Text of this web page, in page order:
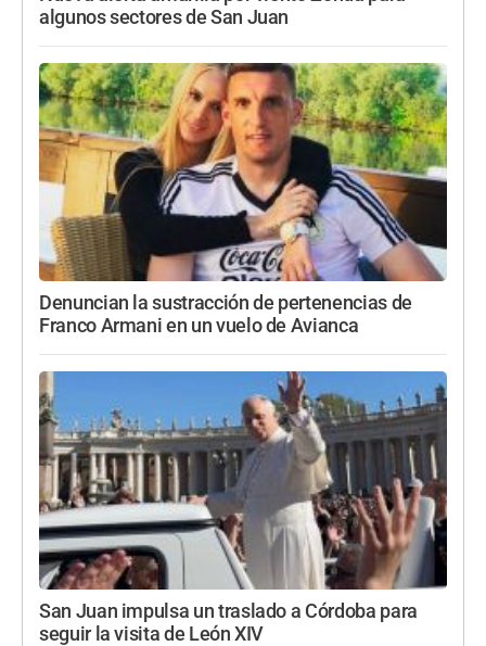
algunos sectores de San Juan
Denuncian la sustracción de pertenencias de
Franco Armani en un vuelo de Avianca
San Juan impulsa un traslado a Córdoba para
seguir la visita de León XIV